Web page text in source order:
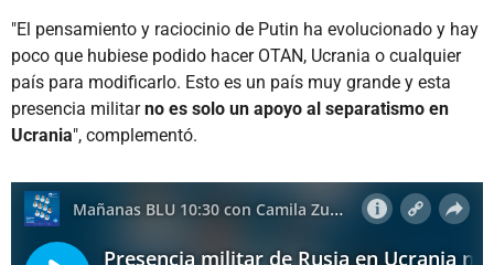
"El pensamiento y raciocinio de Putin ha evolucionado y hay
poco que hubiese podido hacer OTAN, Ucrania o cualquier
país para modificarlo. Esto es un país muy grande y esta
presencia militarno es solo un apoyo al separatismo en
Ucrania", complementó.